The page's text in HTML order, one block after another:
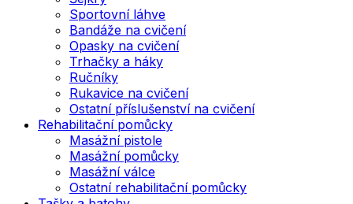
Sportovní láhve
Bandáže na cvičení
Opasky na cvičení
Trhačky a háky
Ručníky
Rukavice na cvičení
Ostatní příslušenství na cvičení
Rehabilitační pomůcky
Masážní pistole
Masážní pomůcky
Masážní válce
Ostatní rehabilitační pomůcky